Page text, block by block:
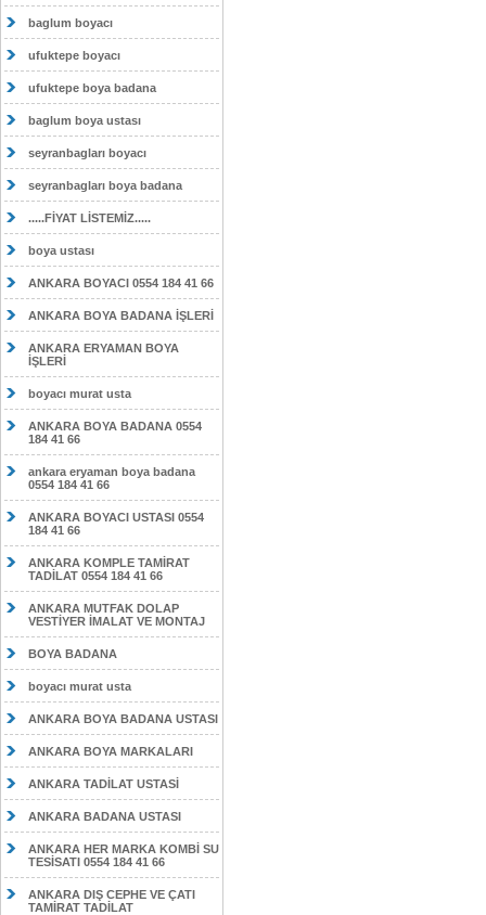
baglum boyacı
ufuktepe boyacı
ufuktepe boya badana
baglum boya ustası
seyranbagları boyacı
seyranbagları boya badana
.....FİYAT LİSTEMİZ.....
boya ustası
ANKARA BOYACI 0554 184 41 66
ANKARA BOYA BADANA İŞLERİ
ANKARA ERYAMAN BOYA
İŞLERİ
boyacı murat usta
ANKARA BOYA BADANA 0554
184 41 66
ankara eryaman boya badana
0554 184 41 66
ANKARA BOYACI USTASI 0554
184 41 66
ANKARA KOMPLE TAMİRAT
TADİLAT 0554 184 41 66
ANKARA MUTFAK DOLAP
VESTİYER İMALAT VE MONTAJ
BOYA BADANA
boyacı murat usta
ANKARA BOYA BADANA USTASI
ANKARA BOYA MARKALARI
ANKARA TADİLAT USTASİ
ANKARA BADANA USTASI
ANKARA HER MARKA KOMBİ SU
TESİSATI 0554 184 41 66
ANKARA DIŞ CEPHE VE ÇATI
TAMİRAT TADİLAT